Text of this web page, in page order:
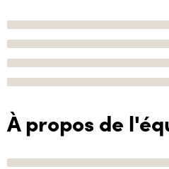
À propos de